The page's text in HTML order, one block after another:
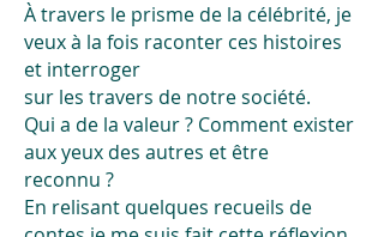
À travers le prisme de la célébrité, je
veux à la fois raconter ces histoires
et interroger
sur les travers de notre société.
Qui a de la valeur ? Comment exister
aux yeux des autres et être
reconnu ?
En relisant quelques recueils de